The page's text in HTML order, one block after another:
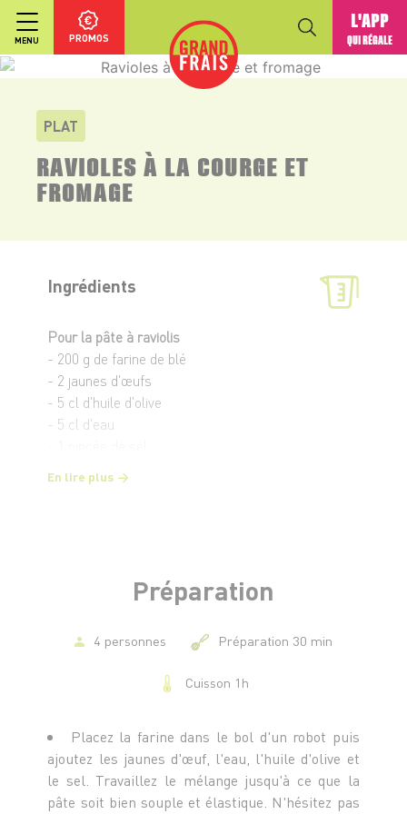
MENU PROMOS
L'APP
QUI RÉGALE
PLAT
RAVIOLES À LA COURGE ET
FROMAGE
Ingrédients
Pour la pâte à raviolis
- 200 g de farine de blé
- 2 jaunes d'œufs
- 5 cl d'huile d'olive
- 5 cl d'eau
Pour la garniture
- Sel et poivre du moulin
En lire plus
Préparation
4 personnes Préparation 30 min
Cuisson 1h
Placez la farine dans le bol d'un robot puis
ajoutez les jaunes d'œuf, l'eau, l'huile d'olive et
le sel. Travaillez le mélange jusqu'à ce que la
pâte soit bien souple et élastique. N'hésitez pas